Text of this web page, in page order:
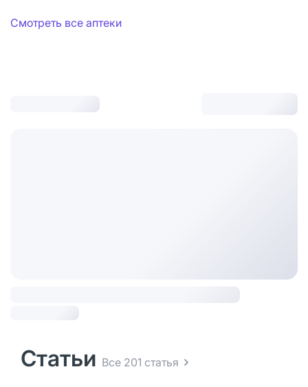
Смотреть все аптеки
Статьи Все 201 статья